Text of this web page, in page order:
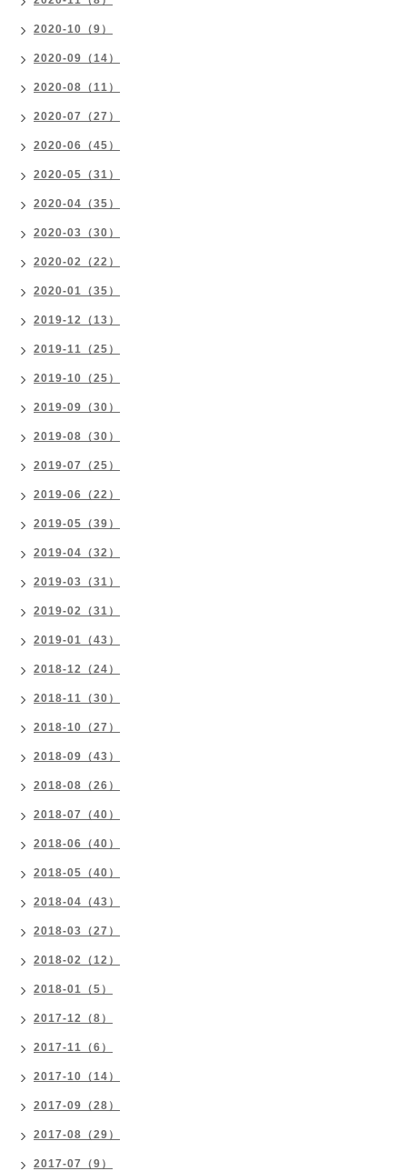
2020-10（9）
2020-09（14）
2020-08（11）
2020-07（27）
2020-06（45）
2020-05（31）
2020-04（35）
2020-03（30）
2020-02（22）
2020-01（35）
2019-12（13）
2019-11（25）
2019-10（25）
2019-09（30）
2019-08（30）
2019-07（25）
2019-06（22）
2019-05（39）
2019-04（32）
2019-03（31）
2019-02（31）
2019-01（43）
2018-12（24）
2018-11（30）
2018-10（27）
2018-09（43）
2018-08（26）
2018-07（40）
2018-06（40）
2018-05（40）
2018-04（43）
2018-03（27）
2018-02（12）
2018-01（5）
2017-12（8）
2017-11（6）
2017-10（14）
2017-09（28）
2017-08（29）
2017-07（9）